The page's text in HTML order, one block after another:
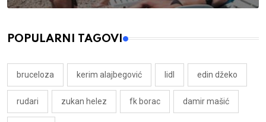
POPULARNI TAGOVI
bruceloza kerim alajbegović lidl edin džeko
rudari zukan helez fk borac damir mašić